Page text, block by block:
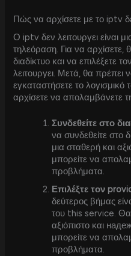
Πώς να αρχίσετε με το iptv
Ο iptv δεν λειτουργει είναι
τηλεόραση. Για να αρχίσετε,
διαδίκτυο και να επιλέξετε
λειτουργει. Μετά, θα πρέπει
εγκαταστήσετε το λογισμικό
αρχίσετε να απολαμβάνετε
Συνδεθείτε στο
να συνδεθείτε στο
μια σταθερή και
μπορείτε να
προβλήματα.
Επιλέξτε τον
δεύτερος βήμας
του this service. Θα
αξιόπιστο και
μπορείτε να
προβλήματα.